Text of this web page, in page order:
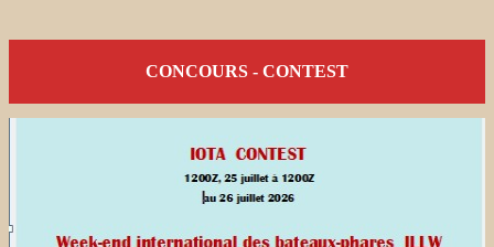
CONCOURS - CONTEST